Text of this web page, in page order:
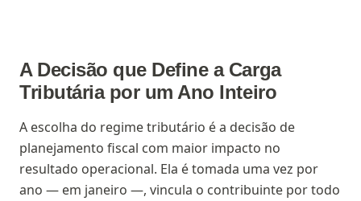
A Decisão que Define a Carga
Tributária por um Ano Inteiro
A escolha do regime tributário é a decisão de
planejamento fiscal com maior impacto no
resultado operacional. Ela é tomada uma vez por
ano — em janeiro —, vincula o contribuinte por todo